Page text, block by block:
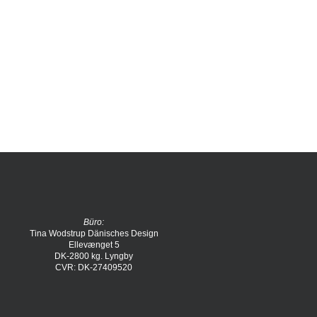
Büro:
Tina Wodstrup Dänisches Design
Ellevænget 5
DK-2800 kg. Lyngby
CVR: DK-27409520